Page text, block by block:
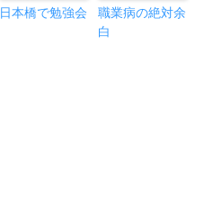
日本橋で勉強会
職業病の絶対余
白